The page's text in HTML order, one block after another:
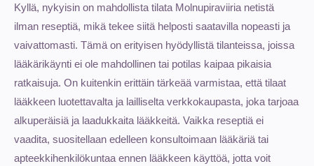
Kyllä, nykyisin on mahdollista tilata Molnupiraviiria netistä
ilman reseptiä, mikä tekee siitä helposti saatavilla nopeasti ja
vaivattomasti. Tämä on erityisen hyödyllistä tilanteissa, joissa
lääkärikäynti ei ole mahdollinen tai potilas kaipaa pikaisia
ratkaisuja. On kuitenkin erittäin tärkeää varmistaa, että tilaat
lääkkeen luotettavalta ja lailliselta verkkokaupasta, joka tarjoaa
alkuperäisiä ja laadukkaita lääkkeitä. Vaikka reseptiä ei
vaadita, suositellaan edelleen konsultoimaan lääkäriä tai
apteekkihenkilökuntaa ennen lääkkeen käyttöä, jotta voit